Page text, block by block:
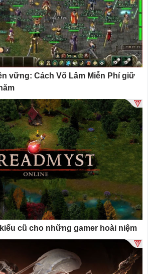
vững: Cách Võ Lâm Miễn Phí giữ
kiểu cũ cho những gamer hoài niệm